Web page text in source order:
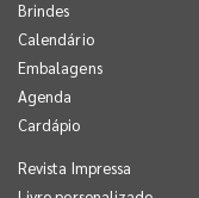
Brindes
Calendário
Embalagens
Agenda
Cardápio
Revista Impressa